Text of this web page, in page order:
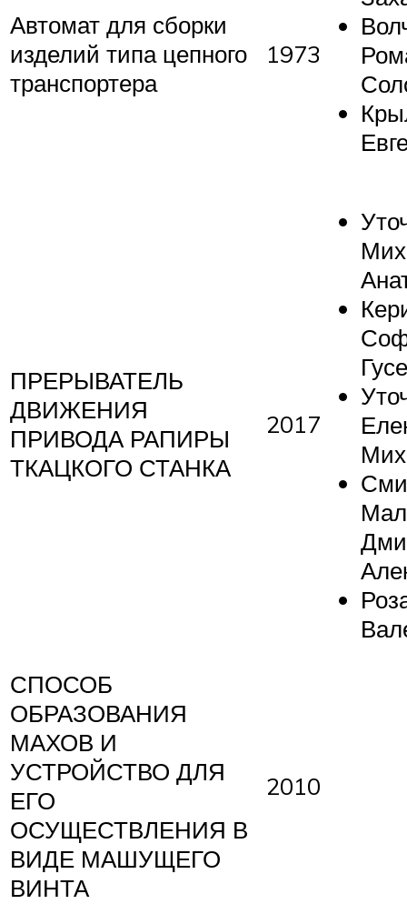
Автомат для сборки
изделий типа цепного
транспортера
1973
ПРЕРЫВАТЕЛЬ
ДВИЖЕНИЯ
ПРИВОДА РАПИРЫ
ТКАЦКОГО СТАНКА
2017
СПОСОБ
ОБРАЗОВАНИЯ
МАХОВ И
УСТРОЙСТВО ДЛЯ
ЕГО
ОСУЩЕСТВЛЕНИЯ В
ВИДЕ МАШУЩЕГО
ВИНТА
2010